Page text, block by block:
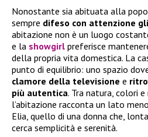
Nonostante sia abituata alla
sempre difeso con attenzione
abitazione non è un luogo
e la showgirl preferisce
della propria vita domestica. La
punto di equilibrio: uno spazio
clamore della televisione e
più autentica. Tra natura, colori e
l’abitazione racconta un lato
Elia, quello di una donna che,
cerca semplicità e serenità.